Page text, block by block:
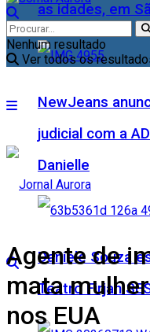
as idades, em
NewJeans
judicial com a
Danielle
Daniele Souza
Teatro Firjan
Nenhum resultado
Ver todos os
Agente de
mata
nos EUA